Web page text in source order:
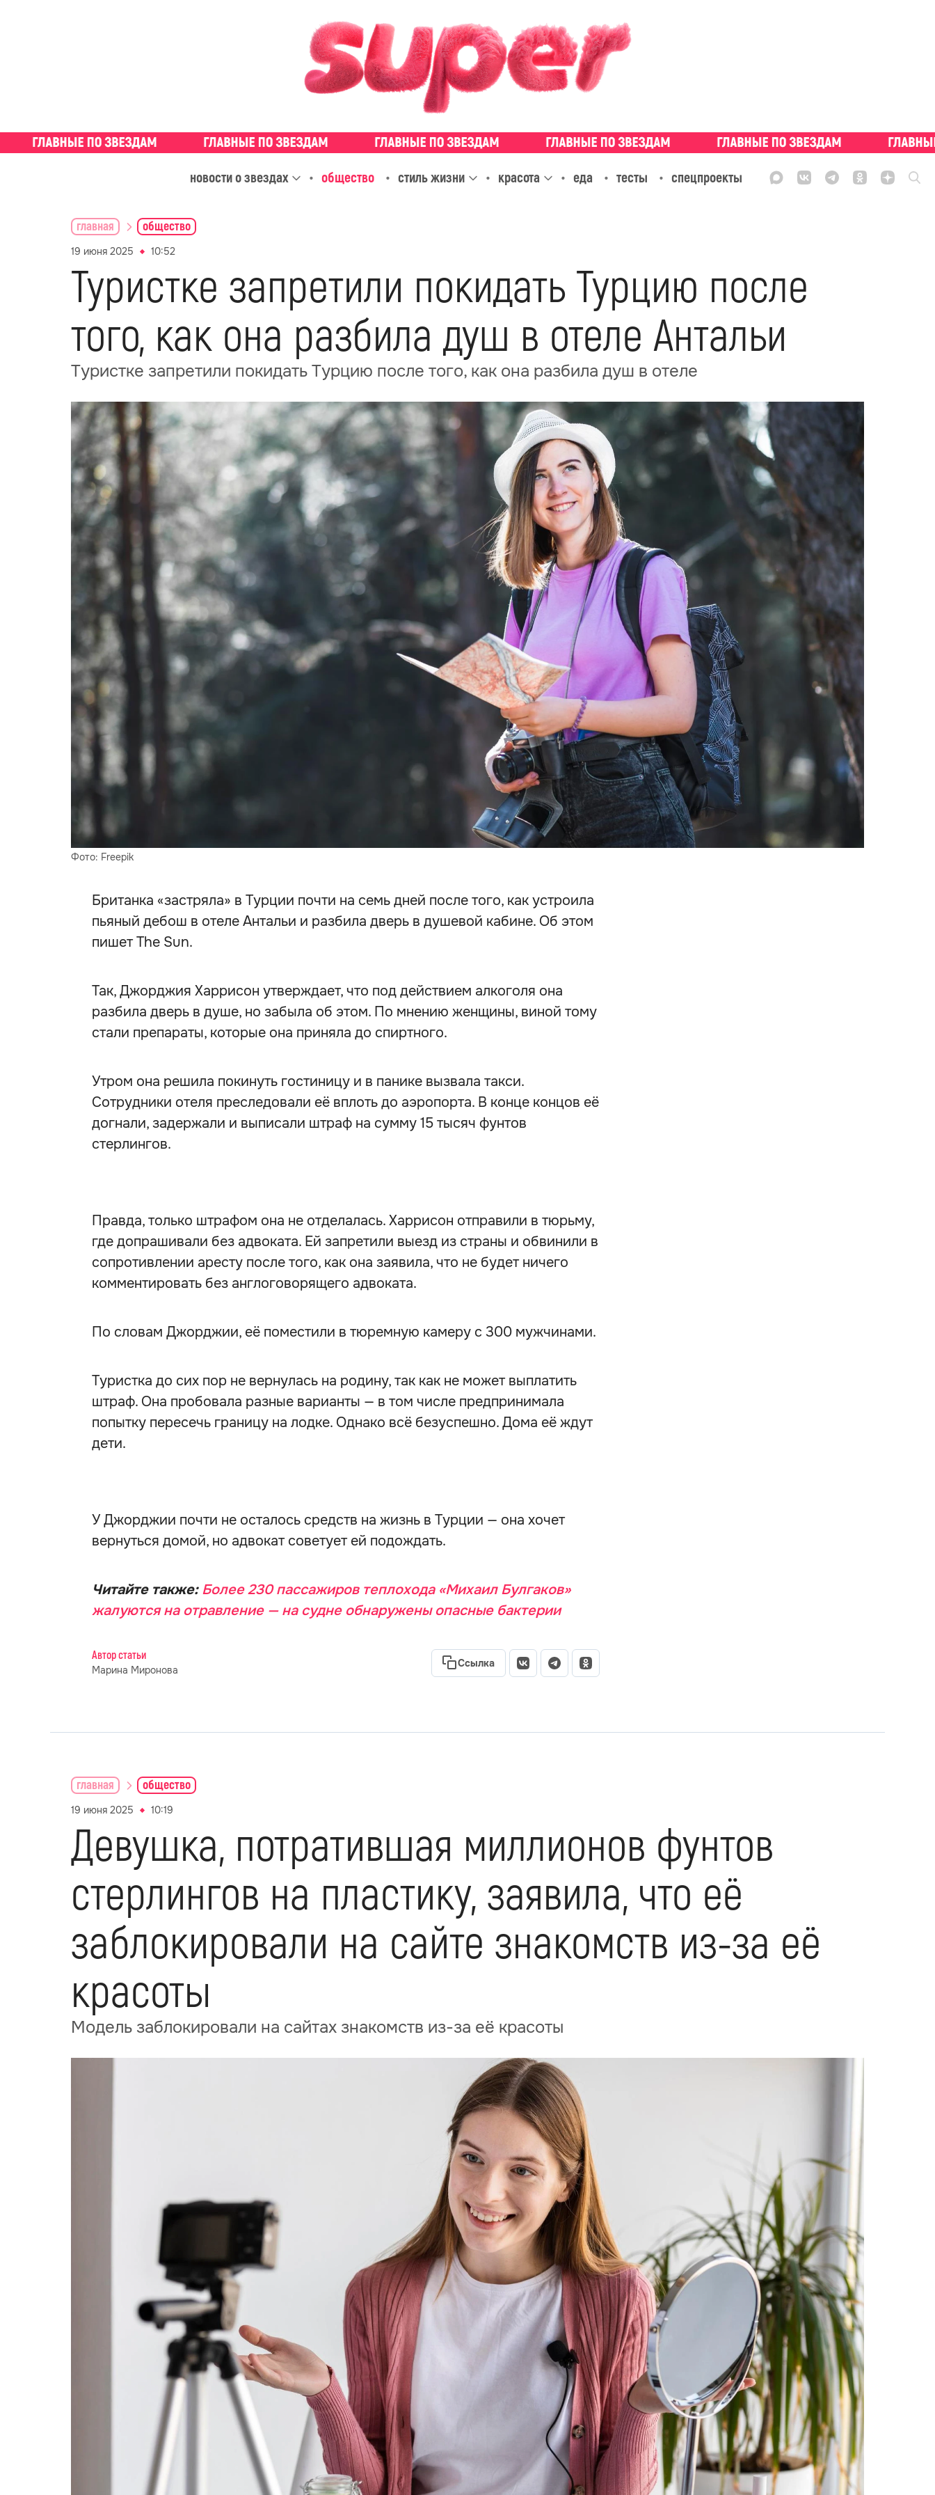
новости о звездах общество стиль жизни красота еда тесты спецпроекты
главная общество
19 июня 2025 10:52
Туристке запретили покидать Турцию после
того, как она разбила душ в отеле Антальи
Туристке запретили покидать Турцию после того, как она разбила душ в отеле
Фото: Freepik
Британка «застряла» в Турции почти на семь дней после того, как устроила
пьяный дебош в отеле Антальи и разбила дверь в душевой кабине. Об этом
пишет The Sun.
Так, Джорджия Харрисон утверждает, что под действием алкоголя она
разбила дверь в душе, но забыла об этом. По мнению женщины, виной тому
стали препараты, которые она приняла до спиртного.
Утром она решила покинуть гостиницу и в панике вызвала такси.
Сотрудники отеля преследовали её вплоть до аэропорта. В конце концов её
догнали, задержали и выписали штраф на сумму 15 тысяч фунтов
стерлингов.
Правда, только штрафом она не отделалась. Харрисон отправили в тюрьму,
где допрашивали без адвоката. Ей запретили выезд из страны и обвинили в
сопротивлении аресту после того, как она заявила, что не будет ничего
комментировать без англоговорящего адвоката.
По словам Джорджии, её поместили в тюремную камеру с 300 мужчинами.
Туристка до сих пор не вернулась на родину, так как не может выплатить
штраф. Она пробовала разные варианты — в том числе предпринимала
попытку пересечь границу на лодке. Однако всё безуспешно. Дома её ждут
дети.
У Джорджии почти не осталось средств на жизнь в Турции — она хочет
вернуться домой, но адвокат советует ей подождать.
Читайте также: Более 230 пассажиров теплохода «Михаил Булгаков»
жалуются на отравление — на судне обнаружены опасные бактерии
Автор статьи
Марина Миронова
Ссылка
главная общество
19 июня 2025 10:19
Девушка, потратившая миллионов фунтов
стерлингов на пластику, заявила, что её
заблокировали на сайте знакомств из-за её
красоты
Модель заблокировали на сайтах знакомств из-за её красоты